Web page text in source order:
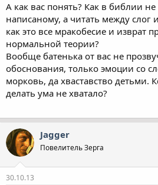
А как вас понять? Как в библии
написаному, а читать между
как это все мракобесие и изврат
нормальной теории?
Вообще батенька от вас не
обоснования, только эмоции со
морковь, да хваставство детьми.
делать ума не хватало?
Jagger
Повелитель Зерга
30.10.13